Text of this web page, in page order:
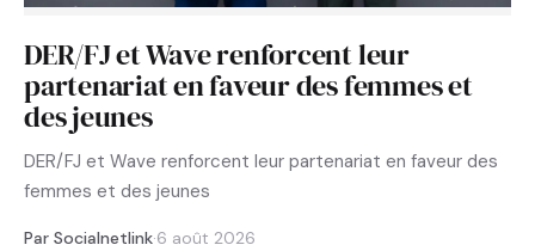
DER/FJ et Wave renforcent leur
partenariat en faveur des femmes et
des jeunes
DER/FJ et Wave renforcent leur partenariat en faveur des
femmes et des jeunes
Par Socialnetlink·6 août 2026